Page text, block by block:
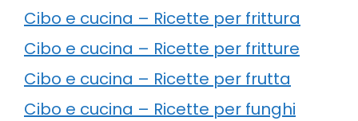
Cibo e cucina – Ricette per frittura
Cibo e cucina – Ricette per fritture
Cibo e cucina – Ricette per frutta
Cibo e cucina – Ricette per funghi